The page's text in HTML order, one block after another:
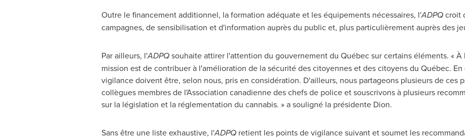
Outre le financement additionnel, la formation adéquate et les équipements nécessaires, l'ADPQcroit
campagnes, de sensibilisation et d'information auprès du public et, plus particulièrement auprès des
Par ailleurs, l'ADPQsouhaite attirer l'attention du gouvernement du Québec sur certains éléments. « À
mission est de contribuer à l'amélioration de la sécurité des citoyennes et des citoyens du Québec.
vigilance doivent être, selon nous, pris en considération. D'ailleurs, nous partageons plusieurs de ces
collègues membres de l'Association canadienne des chefs de police et souscrivons à plusieurs
sur la législation et la réglementation du cannabis. » a souligné la présidente Dion.
Sans être une liste exhaustive, l'ADPQretient les points de vigilance suivant et soumet les